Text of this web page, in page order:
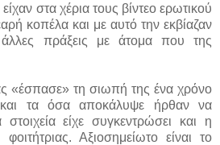
στα χέρια τους βίντεο ερωτικού
κοπέλα και με αυτό την εκβίαζαν
πράξεις με άτομα που της
«έσπασε» τη σιωπή της ένα χρόνο
και τα όσα αποκάλυψε ήρθαν να
είχε συγκεντρώσει και η
Αξιοσημείωτο είναι το